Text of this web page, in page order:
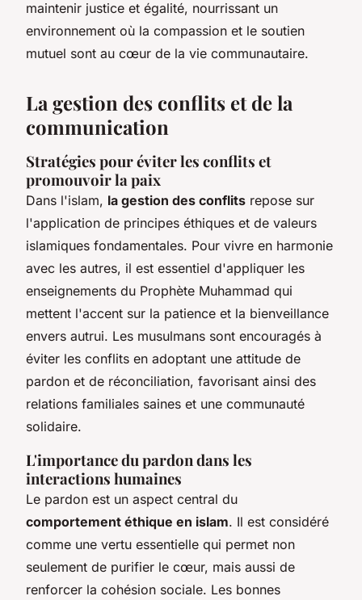
maintenir justice et égalité, nourrissant un
environnement où la compassion et le soutien
mutuel sont au cœur de la vie communautaire.
La gestion des conflits et de la
communication
Stratégies pour éviter les conflits et
promouvoir la paix
Dans l'islam, la gestion des conflits repose sur
l'application de principes éthiques et de valeurs
islamiques fondamentales. Pour vivre en harmonie
avec les autres, il est essentiel d'appliquer les
enseignements du Prophète Muhammad qui
mettent l'accent sur la patience et la bienveillance
envers autrui. Les musulmans sont encouragés à
éviter les conflits en adoptant une attitude de
pardon et de réconciliation, favorisant ainsi des
relations familiales saines et une communauté
solidaire.
L'importance du pardon dans les
interactions humaines
Le pardon est un aspect central du
comportement éthique en islam. Il est considéré
comme une vertu essentielle qui permet non
seulement de purifier le cœur, mais aussi de
renforcer la cohésion sociale. Les bonnes